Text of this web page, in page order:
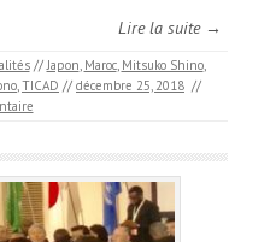
Lire la suite →
// Japon, Maroc, Mitsuko Shino,
,TICAD // décembre 25, 2018 //